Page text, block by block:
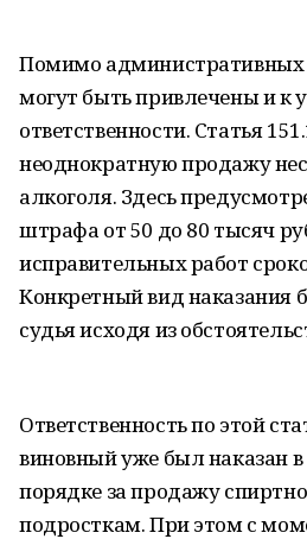
Помимо
могут быть привлечены и к
ответственности. Статья
неоднократную продажу
алкоголя. Здесь
штрафа от 50 до 80 тысяч
исправительных работ
Конкретный вид наказания
судья исходя из
Ответственность по этой
виновный уже был наказан
порядке за продажу
подросткам. При этом с